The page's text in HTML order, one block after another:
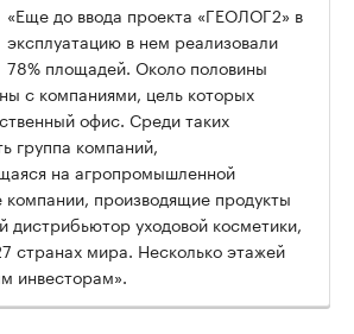
«Еще до ввода проекта «ГЕОЛОГ2» в
эксплуатацию в нем реализовали
78% площадей. Около половины
с компаниями, цель которых
офис. Среди таких
группа компаний,
на агропромышленной
компании, производящие продукты
дистрибьютор уходовой косметики,
странах мира. Несколько этажей
инвесторам».